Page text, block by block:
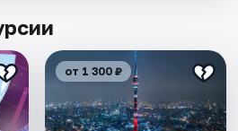
от 1 300 ₽